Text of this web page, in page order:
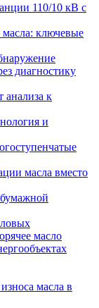
110/10 кВ с
масла: ключевые
диагностику
анализа к
и
масла вместо
бумажной
масло
масла в